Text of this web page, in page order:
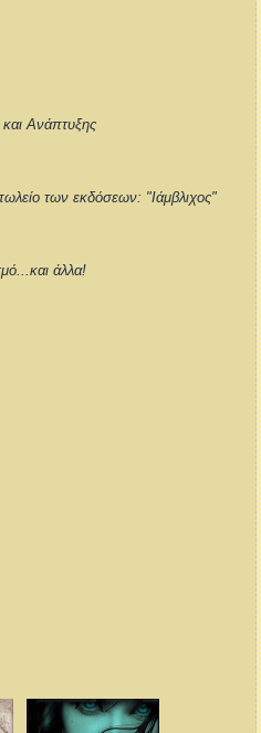
Ανάπτυξης
των εκδόσεων: "Ιάμβλιχος"
άλλα!